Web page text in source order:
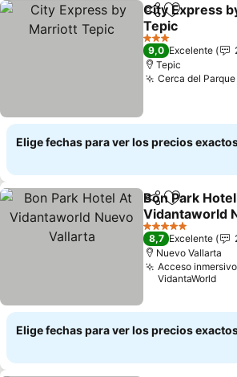
CompartirAgregar a
City Express
Tepic
Ver precios
3 Estrellas
9,0 Excelente
Tepic
Cerca del
Elige fechas para ver los precios
CompartirAgregar a
Bon Park
Vidantaworld
Vallarta
Ver precios
5 Estrellas
8,7 Excelente
Nuevo Vallarta
Acceso
VidantaWorld
Elige fechas para ver los precios